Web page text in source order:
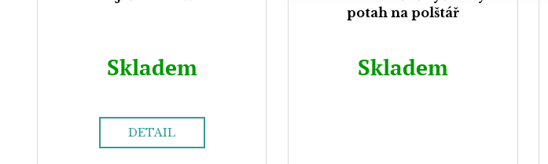
Skladem
DETAIL
potah na polštář
Skladem